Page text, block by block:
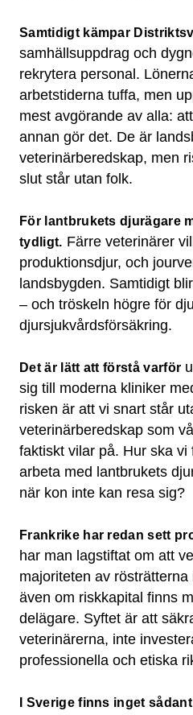
Samtidigt kämpar
samhällsuppdrag och
rekrytera personal.
arbetstiderna tuffa, men
mest avgörande av alla:
annan gör det. De är
veterinärberedskap, men
slut står utan folk.
För lantbrukets djurägare
tydligt. Färre veterinärer
produktionsdjur, och
landsbygden. Samtidigt
– och tröskeln högre för
djursjukvårdsförsäkring.
Det är lätt att förstå varför
sig till moderna kliniker
risken är att vi snart står
veterinärberedskap som
faktiskt vilar på. Hur ska vi
arbeta med lantbrukets
när kon inte kan resa sig?
Frankrike har redan sett
har man lagstiftat om att
majoriteten av
även om riskkapital finns
delägare. Syftet är att
veterinärerna, inte
professionella och etiska
I Sverige finns inget